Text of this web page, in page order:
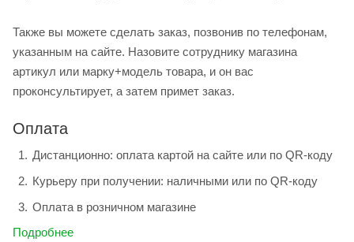
Также вы можете сделать заказ, позвонив по телефонам,
указанным на сайте. Назовите сотруднику магазина
артикул или марку+модель товара, и он вас
проконсультирует, а затем примет заказ.
Оплата
Дистанционно: оплата картой на сайте или по QR-коду
Курьеру при получении: наличными или по QR-коду
Оплата в розничном магазине
Подробнее